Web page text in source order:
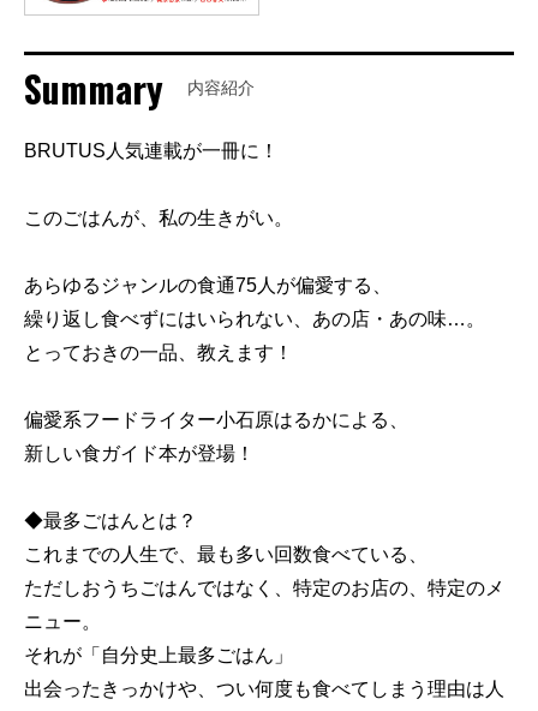
Summary 内容紹介
BRUTUS人気連載が一冊に！
このごはんが、私の生きがい。
あらゆるジャンルの食通75人が偏愛する、
繰り返し食べずにはいられない、あの店・あの味…。
とっておきの一品、教えます！
偏愛系フードライター小石原はるかによる、
新しい食ガイド本が登場！
◆最多ごはんとは？
これまでの人生で、最も多い回数食べている、
ただしおうちごはんではなく、特定のお店の、特定のメ
ニュー。
それが「自分史上最多ごはん」
出会ったきっかけや、つい何度も食べてしまう理由は人